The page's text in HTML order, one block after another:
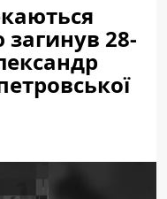
загинув 28-